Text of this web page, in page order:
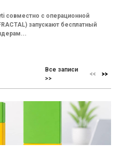
совместно с операционной
запускают бесплатный
Все записи
>>